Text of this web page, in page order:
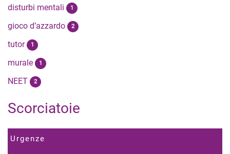
disturbi mentali 1
gioco d’azzardo 2
tutor 1
murale 1
NEET 2
Scorciatoie
Urgenze